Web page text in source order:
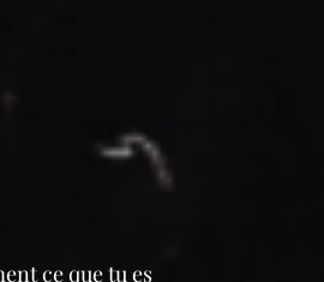
ce que tu es